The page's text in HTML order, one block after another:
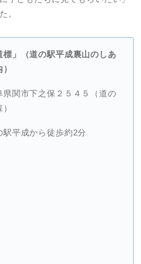
。
標」（道の駅平成裏山のしあ
市下之保２５４５（道の
駅平成から徒歩約2分